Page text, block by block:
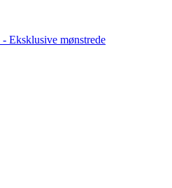
- Eksklusive mønstrede